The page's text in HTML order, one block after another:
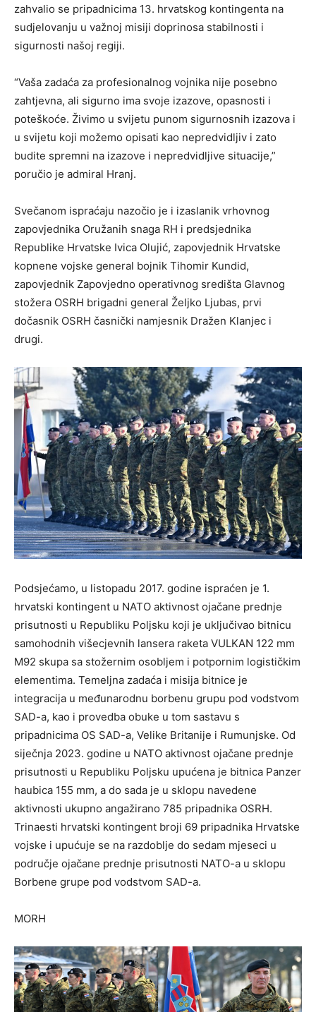
zahvalio se pripadnicima 13. hrvatskog kontingenta na
sudjelovanju u važnoj misiji doprinosa stabilnosti i
sigurnosti našoj regiji.
“Vaša zadaća za profesionalnog vojnika nije posebno
zahtjevna, ali sigurno ima svoje izazove, opasnosti i
poteškoće. Živimo u svijetu punom sigurnosnih izazova i
u svijetu koji možemo opisati kao nepredvidljiv i zato
budite spremni na izazove i nepredvidljive situacije,”
poručio je admiral Hranj.
Svečanom ispraćaju nazočio je i izaslanik vrhovnog
zapovjednika Oružanih snaga RH i predsjednika
Republike Hrvatske Ivica Olujić, zapovjednik Hrvatske
kopnene vojske general bojnik Tihomir Kundid,
zapovjednik Zapovjedno operativnog središta Glavnog
stožera OSRH brigadni general Željko Ljubas, prvi
dočasnik OSRH časnički namjesnik Dražen Klanjec i
drugi.
Podsjećamo, u listopadu 2017. godine ispraćen je 1.
hrvatski kontingent u NATO aktivnost ojačane prednje
prisutnosti u Republiku Poljsku koji je uključivao bitnicu
samohodnih višecjevnih lansera raketa VULKAN 122 mm
M92 skupa sa stožernim osobljem i potpornim logističkim
elementima. Temeljna zadaća i misija bitnice je
integracija u međunarodnu borbenu grupu pod vodstvom
SAD-a, kao i provedba obuke u tom sastavu s
pripadnicima OS SAD-a, Velike Britanije i Rumunjske. Od
siječnja 2023. godine u NATO aktivnost ojačane prednje
prisutnosti u Republiku Poljsku upućena je bitnica Panzer
haubica 155 mm, a do sada je u sklopu navedene
aktivnosti ukupno angažirano 785 pripadnika OSRH.
Trinaesti hrvatski kontingent broji 69 pripadnika Hrvatske
vojske i upućuje se na razdoblje do sedam mjeseci u
područje ojačane prednje prisutnosti NATO-a u sklopu
Borbene grupe pod vodstvom SAD-a.
MORH